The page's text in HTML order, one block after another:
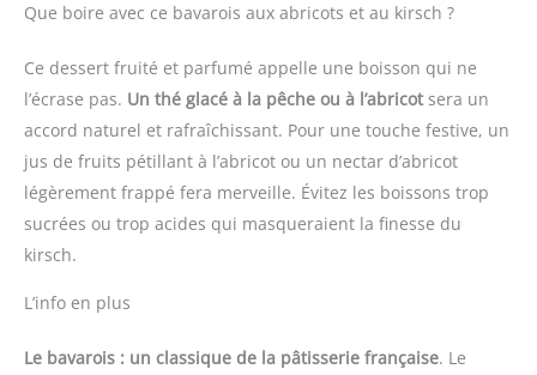
Que boire avec ce bavarois aux abricots et au kirsch ?
Ce dessert fruité et parfumé appelle une boisson qui ne
l’écrase pas. Un thé glacé à la pêche ou à l’abricot sera un
accord naturel et rafraîchissant. Pour une touche festive, un
jus de fruits pétillant à l’abricot ou un nectar d’abricot
légèrement frappé fera merveille. Évitez les boissons trop
sucrées ou trop acides qui masqueraient la finesse du
kirsch.
L’info en plus
Le bavarois : un classique de la pâtisserie française. Le